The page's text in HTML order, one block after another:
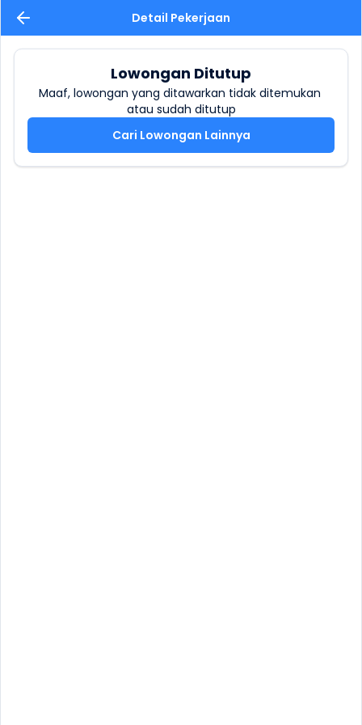
Detail Pekerjaan
Lowongan Ditutup
Maaf, lowongan yang ditawarkan tidak ditemukan
atau sudah ditutup
Cari Lowongan Lainnya